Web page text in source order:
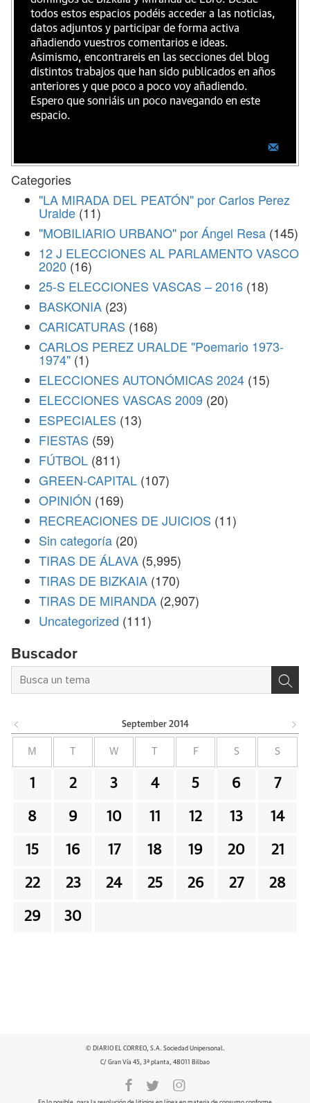
todos estos espacios podéis acceder a las noticias,
datos adjuntos y participar de forma activa
añadiendo vuestros comentarios e ideas.
Asimismo, encontrareis en las secciones del blog
distintos trabajos que han sido publicados en años
anteriores y que poco a poco voy añadiendo.
Espero que sonriáis un poco navegando en este
espacio.
Categories
"LA MIRADA DEL PEATÓN" por Carlos Perez
Uralde (11)
"MOBILIARIO URBANO" por Ángel Resa (145)
12 J ELECCIONES AL PARLAMENTO VASCO
2020 (16)
25-S ELECCIONES VASCAS – 2016 (18)
BASKONIA (23)
CARICATURAS (168)
CARLOS PEREZ URALDE "Poemario 1973-
1974" (1)
ELECCIONES AUTONÓMICAS 2024 (15)
ELECCIONES VASCAS 2009 (20)
ESPECIALES (13)
FIESTAS (59)
FÚTBOL (811)
GREEN-CAPITAL (107)
OPINIÓN (169)
RECREACIONES DE JUICIOS (11)
Sin categoría (20)
TIRAS DE ÁLAVA (5,995)
TIRAS DE BIZKAIA (170)
TIRAS DE MIRANDA (2,907)
Uncategorized (111)
Buscador
September 2014
M W F S S
1 2 3 4 5 6 7
8 9 10 11 12 13 14
15 16 17 18 19 20 21
22 23 24 25 26 27 28
29 30
© DIARIO EL CORREO, S.A. Sociedad Unipersonal.
C/ Gran Vía 45, 3ª planta, 48011 Bilbao